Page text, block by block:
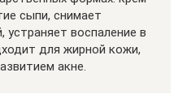
сыпи, снимает
устраняет воспаление в
для жирной кожи,
акне.